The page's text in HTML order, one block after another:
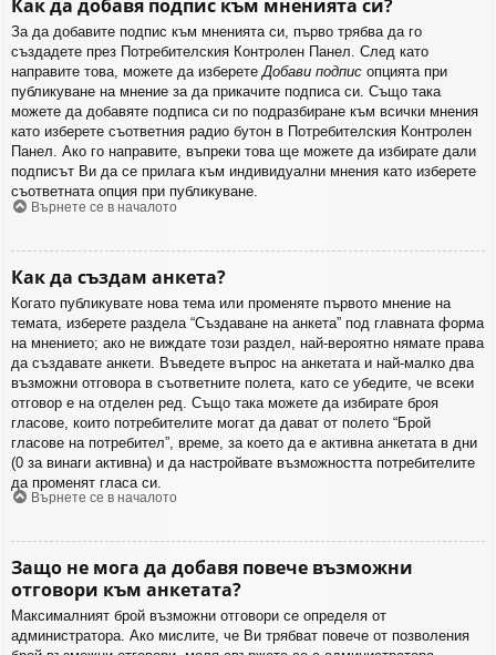
Как да добавя подпис към мненията си?
За да добавите подпис към мненията си, първо трябва да го
създадете през Потребителския Контролен Панел. След като
направите това, можете да изберетеДобави подпис опцията при
публикуване на мнение за да прикачите подписа си. Също така
можете да добавяте подписа си по подразбиране към всички мнения
като изберете съответния радио бутон в Потребителския Контролен
Панел. Ако го направите, въпреки това ще можете да избирате дали
подписът Ви да се прилага към индивидуални мнения като изберете
съответната опция при публикуване.
Върнете се в началото
Как да създам анкета?
Когато публикувате нова тема или променяте първото мнение на
темата, изберете раздела “Създаване на анкета” под главната форма
на мнението; ако не виждате този раздел, най-вероятно нямате права
да създавате анкети. Въведете въпрос на анкетата и най-малко два
възможни отговора в съответните полета, като се убедите, че всеки
отговор е на отделен ред. Също така можете да избирате броя
гласове, които потребителите могат да дават от полето “Брой
гласове на потребител”, време, за което да е активна анкетата в дни
(0 за винаги активна) и да настройвате възможността потребителите
да променят гласа си.
Върнете се в началото
Защо не мога да добавя повече възможни
отговори към анкетата?
Максималният брой възможни отговори се определя от
администратора. Ако мислите, че Ви трябват повече от позволения